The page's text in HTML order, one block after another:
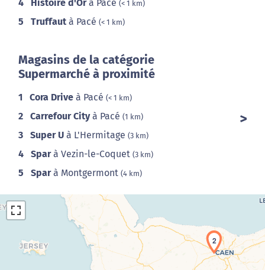
4 Histoire d'Orà Pacé (< 1 km)
5 Truffaut à Pacé (< 1 km)
Magasins de la catégorie
Supermarché à proximité
1 Cora Drive à Pacé (< 1 km)
2 Carrefour Cityà Pacé (1 km)
3 Super U à L'Hermitage (3 km)
4 Sparà Vezin-le-Coquet (3 km)
5 Sparà Montgermont (4 km)
2